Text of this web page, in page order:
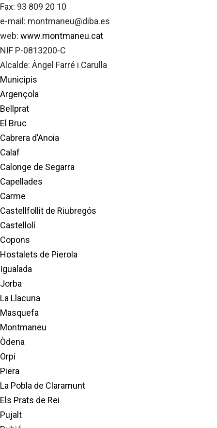
Fax: 93 809 20 10
e-mail: montmaneu@diba.es
web: www.montmaneu.cat
NIF P-0813200-C
Alcalde: Àngel Farré i Carulla
Municipis
Argençola
Bellprat
El Bruc
Cabrera d’Anoia
Calaf
Calonge de Segarra
Capellades
Carme
Castellfollit de Riubregós
Castellolí
Copons
Hostalets de Pierola
Igualada
Jorba
La Llacuna
Masquefa
Montmaneu
Òdena
Orpí
Piera
La Pobla de Claramunt
Els Prats de Rei
Pujalt